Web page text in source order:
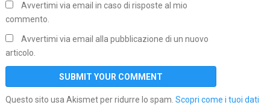
Avvertimi via email in caso di risposte al mio
commento.
Avvertimi via email alla pubblicazione di un nuovo
articolo.
Questo sito usa Akismet per ridurre lo spam. Scopri come i tuoi dati